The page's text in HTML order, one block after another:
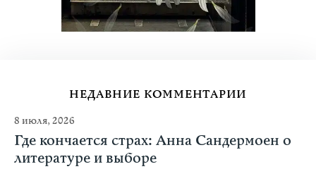
НЕДАВНИЕ КОММЕНТАРИИ
8 июля, 2026
Где кончается страх: Анна Сандермоен о
литературе и выборе